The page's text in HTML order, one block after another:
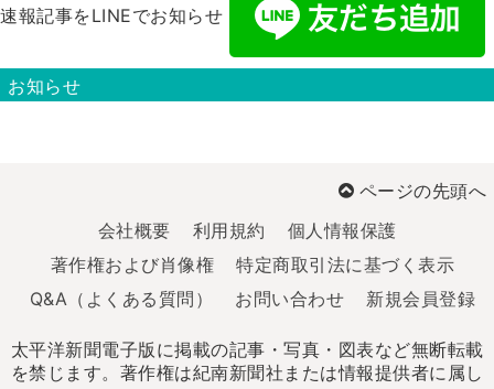
速報記事をLINEでお知らせ
お知らせ
ページの先頭へ
会社概要
利用規約
個人情報保護
著作権および肖像権
特定商取引法に基づく表示
Q&A（よくある質問）
お問い合わせ 新規会員登録
太平洋新聞電子版に掲載の記事・写真・図表など無断転載
を禁じます。著作権は紀南新聞社または情報提供者に属し